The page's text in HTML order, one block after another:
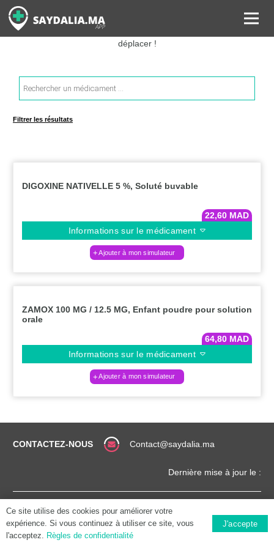
Rechercher les informations sur vos médicaments, leurs prix et
estimer ainsi le coût total de votre ordonnance, sans vous
déplacer !
Recherche
de
produits
Filtrer les résultats
DIGOXINE NATIVELLE 5 %, Soluté buvable
22,60 MAD
Informations sur le médicament
Ajouter à mon simulateur
ZAMOX 100 MG / 12.5 MG, Enfant poudre pour solution
orale
64,80 MAD
Informations sur le médicament
Ajouter à mon simulateur
CONTACTEZ-NOUS Contact@saydalia.ma
Dernière mise à jour le :
GÉNÉRALES
SAYDALIA.MA
Ce site utilise des cookies pour améliorer votre
expérience. Si vous continuez à utiliser ce site, vous
l'acceptez. Règles de confidentialité
J'accepte